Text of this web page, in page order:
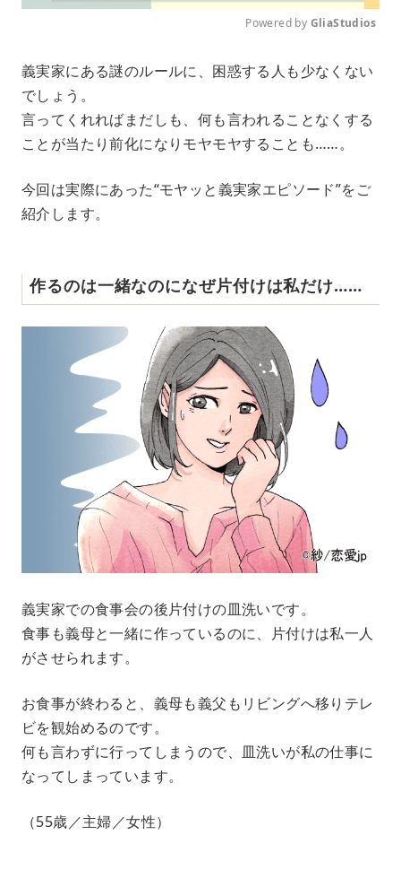
u
e
Powered by GliaStudios
義実家にある謎のルールに、困惑する人も少なくない
でしょう。
言ってくれればまだしも、何も言われることなくする
ことが当たり前化になりモヤモヤすることも……。
今回は実際にあった“モヤッと義実家エピソード”をご
紹介します。
作るのは一緒なのになぜ片付けは私だけ……
義実家での食事会の後片付けの皿洗いです。
食事も義母と一緒に作っているのに、片付けは私一人
がさせられます。
お食事が終わると、義母も義父もリビングへ移りテレ
ビを観始めるのです。
何も言わずに行ってしまうので、皿洗いが私の仕事に
なってしまっています。
（55歳／主婦／女性）